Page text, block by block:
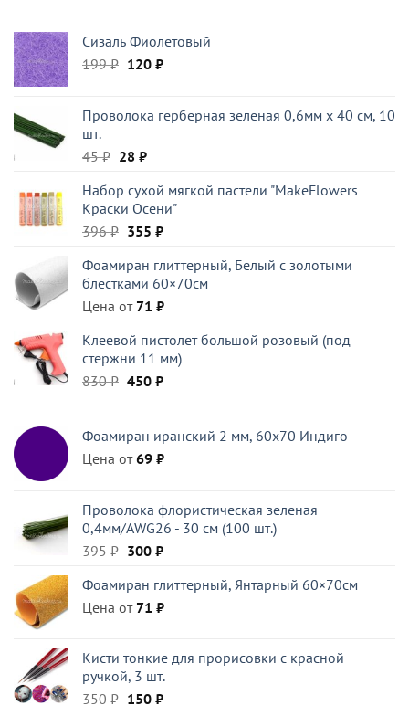
Сизаль Фиолетовый
199₽ Первоначальная
199 ₽.
120 ₽Текущая
Проволока герберная зеленая 0,6мм x 40 см, 10
шт.
45₽ Первоначальная
составляла
45 ₽.
28 ₽Текущая
28 ₽.
Набор сухой мягкой пастели "MakeFlowers
Краски Осени"
396₽ Первоначальная
составляла
396 ₽.
355 ₽Текущая
355 ₽.
Фоамиран глиттерный, Белый c золотыми
блестками 60×70см
Цена от 71 ₽
Клеевой пистолет большой розовый (под
стержни 11 мм)
830₽ Первоначальная
830 ₽.
450 ₽Текущая
Фоамиран иранский 2 мм, 60х70 Индиго
Цена от69 ₽
Проволока флористическая зеленая
0,4мм/AWG26 - 30 см (100 шт.)
395₽ Первоначальная
составляла
395 ₽.
300 ₽Текущая
300 ₽.
Фоамиран глиттерный, Янтарный 60×70см
Цена от 71 ₽
Кисти тонкие для прорисовки с красной
ручкой, 3 шт.
350₽ Первоначальная
150 ₽Текущая